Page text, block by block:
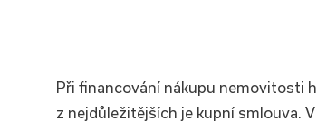
Při financování nákupu nemovitosti
z nejdůležitějších je kupní smlouva.